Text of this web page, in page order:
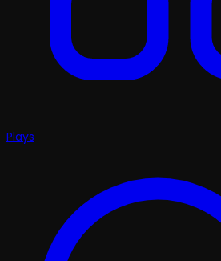
Plays